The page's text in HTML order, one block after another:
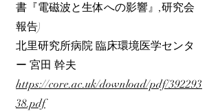
書『電磁波と生体への影響』,研究会
報告)
北里研究所病院 臨床環境医学センタ
ー 宮田 幹夫
https://core.ac.uk/download/pdf/392293
38.pdf